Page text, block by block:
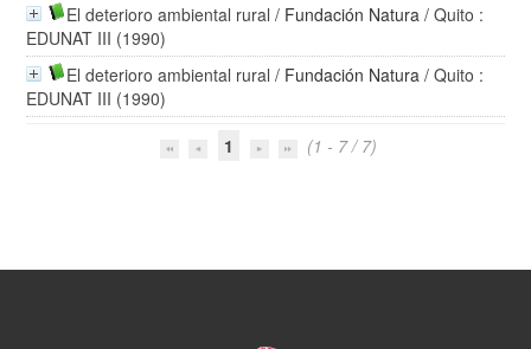
El deterioro ambiental rural / Fundación Natura / Quito :
EDUNAT III (1990)
El deterioro ambiental rural / Fundación Natura / Quito :
EDUNAT III (1990)
1
(1 - 7 / 7)